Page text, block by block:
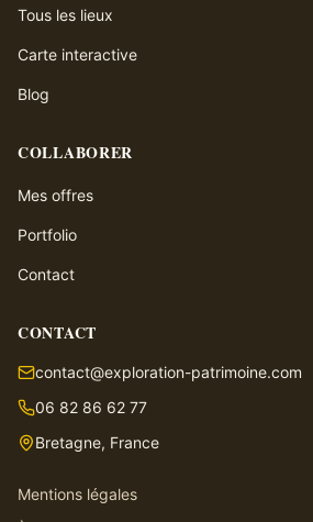
Tous les lieux
Carte interactive
Blog
COLLABORER
Mes offres
Portfolio
Contact
CONTACT
contact@exploration-patrimoine.com
06 82 86 62 77
Bretagne, France
Mentions légales